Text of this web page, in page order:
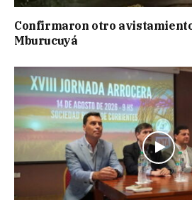
Confirmaron otro
Mburucuyá